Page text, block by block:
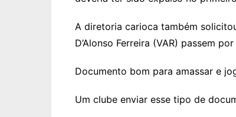
A diretoria carioca também
D’Alonso Ferreira (VAR) passem
Documento bom para amassar e
Um clube enviar esse tipo de